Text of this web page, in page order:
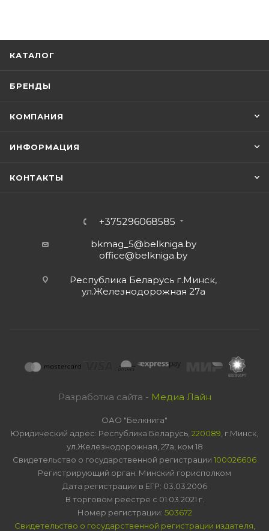
КАТАЛОГ
БРЕНДЫ
КОМПАНИЯ
ИНФОРМАЦИЯ
КОНТАКТЫ
+375296068585
bkmag_5@belkniga.by
office@belkniga.by
Республика Беларусь г.Минск,
ул.Железнодорожная 27а
Разработка сайта - Медиа Лайн
ОАО "Белкнига"
Юридический адрес: Республика Беларусь, 220089 , г.Минск,
ул.Железнодорожная, 27а, ком 18
Свидетельство о государственной регистрации 100026606
Регистрирующий орган: Минский горисполком
Дата регистрации в ЕГР: 03.03.2006
В торговом реестре с 01.03.2021 г.
Номер регистрации: 503672
Свидетельство о государственной регистрации издателя,